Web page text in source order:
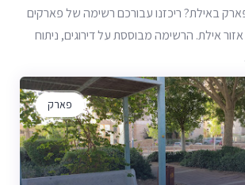
באילת? ריכזנו עבורכם רשימה של פארקים
אילת. הרשימה מבוססת על דירוגים, ניתוח
פארק